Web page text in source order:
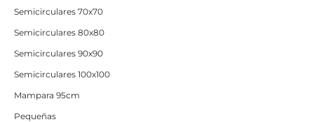
Semicirculares 70x70
Semicirculares 80x80
Semicirculares 90x90
Semicirculares 100x100
Mampara 95cm
Pequeñas